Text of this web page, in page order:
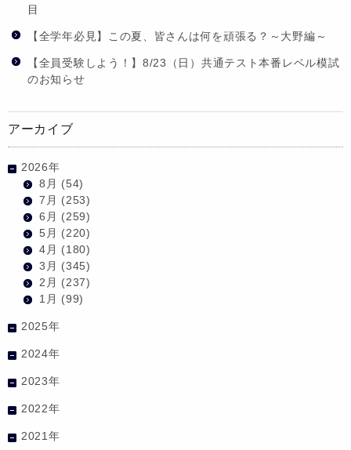
目
【全学年必見】この夏、皆さんは何を頑張る？～大野編～
【全員受験しよう！】8/23（日）共通テスト本番レベル模試
のお知らせ
アーカイブ
2026年
8月 (54)
7月 (253)
6月 (259)
5月 (220)
4月 (180)
3月 (345)
2月 (237)
1月 (99)
2025年
2024年
2023年
2022年
2021年